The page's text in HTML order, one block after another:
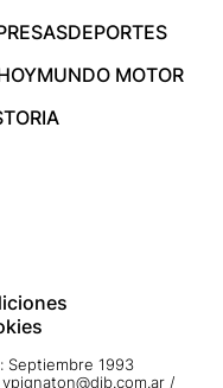
DEPORTES
MUNDO MOTOR
Septiembre 1993
vpignaton@dib.com.ar /